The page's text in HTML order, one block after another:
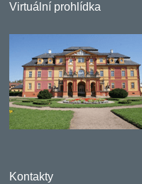
Virtuální prohlídka
Kontakty